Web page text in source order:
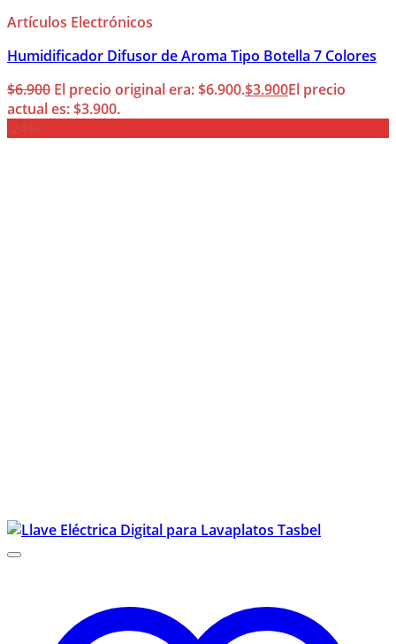
Artículos Electrónicos
Humidificador Difusor de Aroma Tipo Botella 7 Colores
$6.900 El precio original era: $6.900.$3.900El precio
actual es: $3.900.